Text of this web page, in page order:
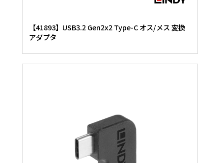
【41893】USB3.2 Gen2x2 Type-C オス/メス 変換
アダプタ